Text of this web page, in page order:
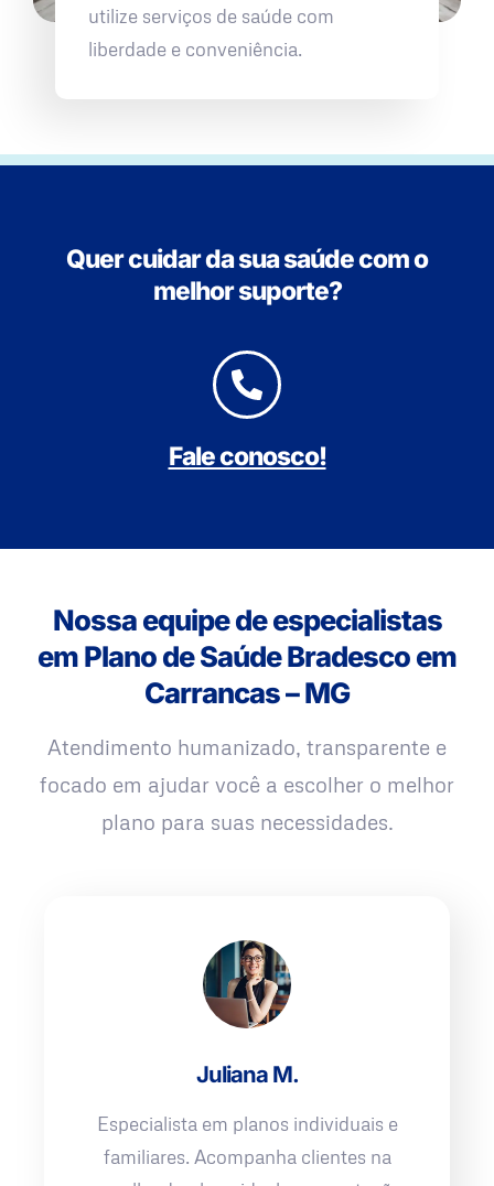
utilize serviços de saúde com
liberdade e conveniência.
Quer cuidar da sua saúde com o
melhor suporte?
Fale conosco!
Nossa equipe de especialistas
em Plano de Saúde Bradesco em
Carrancas – MG
Atendimento humanizado, transparente e
focado em ajudar você a escolher o melhor
plano para suas necessidades.
Juliana M.
Especialista em planos individuais e
familiares. Acompanha clientes na